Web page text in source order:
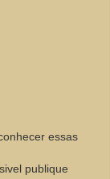
essas
publique